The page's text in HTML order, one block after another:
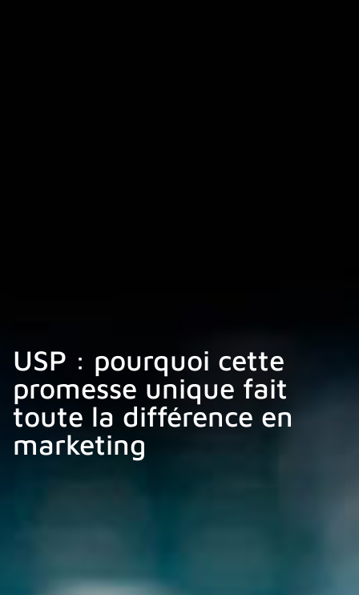
USP : pourquoi cette
promesse unique fait
toute la différence en
marketing